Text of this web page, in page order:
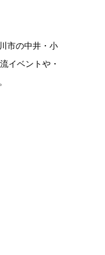
市の中井・小
イベントや・